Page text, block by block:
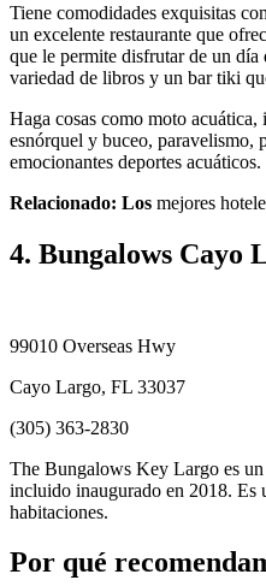
Tiene comodidades exquisitas
un excelente restaurante que
que le permite disfrutar de un
variedad de libros y un bar tiki
Haga cosas como moto acuática,
esnórquel y buceo, paravelismo,
emocionantes deportes acuáticos.
Relacionado: Los mejores
4. Bungalows
99010 Overseas Hwy
Cayo Largo, FL 33037
(305) 363-2830
The Bungalows Key Largo es
incluido inaugurado en 2018. Es
habitaciones.
Por qué